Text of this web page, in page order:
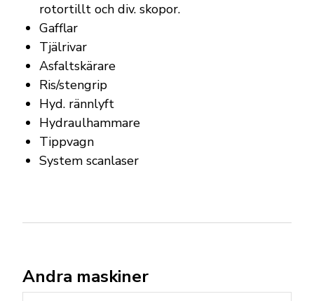
rotortillt och div. skopor.
Gafflar
Tjälrivar
Asfaltskärare
Ris/stengrip
Hyd. rännlyft
Hydraulhammare
Tippvagn
System scanlaser
Andra maskiner